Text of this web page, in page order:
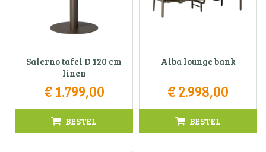
Salerno tafel D 120 cm
linen
€ 1.799,00
BESTEL
Alba lounge bank
€ 2.998,00
BESTEL